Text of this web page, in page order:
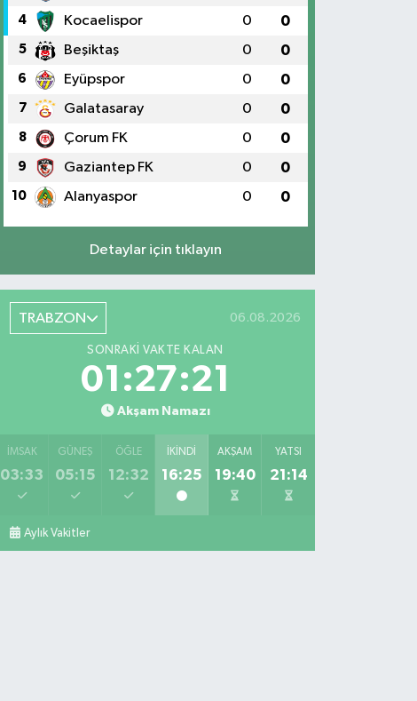
4 Kocaelispor 0 0
5 Beşiktaş 0 0
6 Eyüpspor 0 0
7 Galatasaray 0 0
8 Çorum FK 0 0
9 Gaziantep FK 0 0
10 Alanyaspor 0 0
Detaylar için tıklayın
TRABZON 06.08.2026
SONRAKI VAKTE KALAN
01:27:20
Akşam Namazı
İMSAK
03:33
GÜNEŞ
05:15
ÖĞLE
12:32
İKINDI
16:25
AKŞAM
19:40
YATSI
21:14
Aylık Vakitler